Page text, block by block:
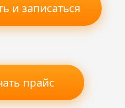
и записаться
прайс